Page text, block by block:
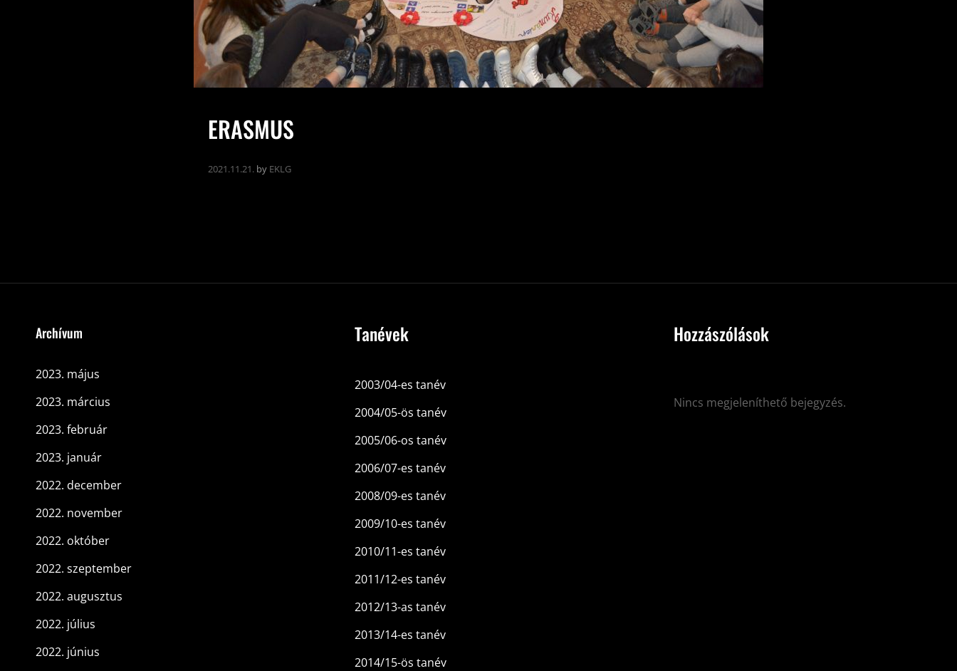
ERASMUS
2021.11.21. by EKLG
Archívum
2023. május
2023. március
2023. február
2023. január
2022. december
2022. november
2022. október
2022. szeptember
2022. augusztus
2022. július
2022. június
Tanévek
2003/04-es tanév
2004/05-ös tanév
2005/06-os tanév
2006/07-es tanév
2008/09-es tanév
2009/10-es tanév
2010/11-es tanév
2011/12-es tanév
2012/13-as tanév
2013/14-es tanév
2014/15-ös tanév
Hozzászólások
Nincs megjeleníthető bejegyzés.